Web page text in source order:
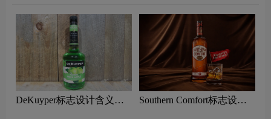
DeKuyper标志设计含义及
Southern Comfort标志设计